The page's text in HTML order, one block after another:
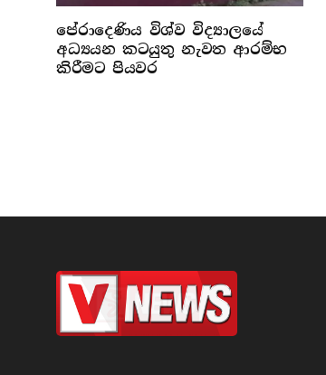
පේරාදෙණිය විශ්ව විද්‍යාලයේ
අධ්‍යයන කටයුතු නැවත ආරම්භ
කිරීමට පියවර